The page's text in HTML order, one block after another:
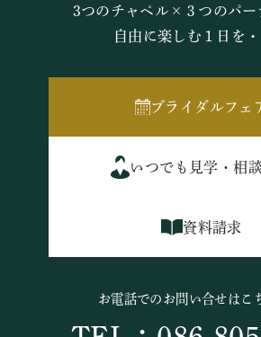
3つのチャペル×３つのパー
自由に楽しむ１日を・
ブライダルフェ
いつでも見学・相
資料請求
お電話でのお問い合せはこ